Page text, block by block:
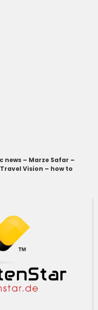
news – Marze Safar –
Travel Vision – how to